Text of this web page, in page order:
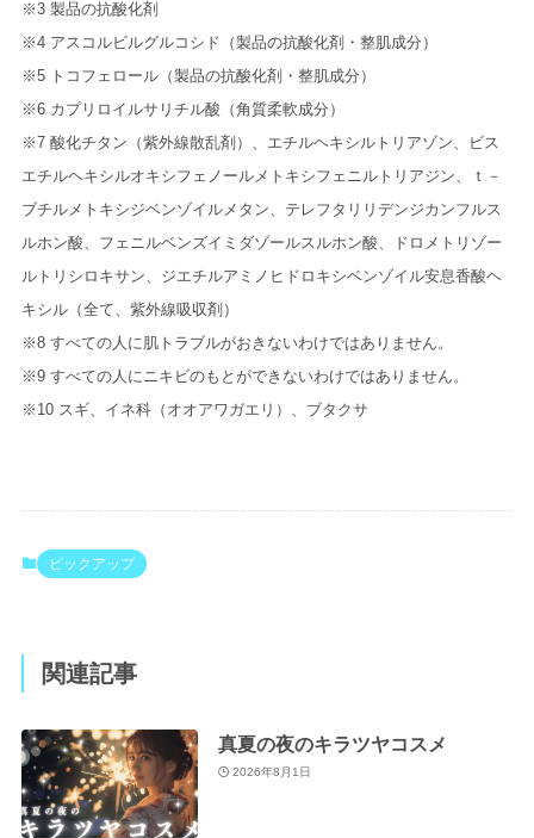
※3 製品の抗酸化剤
※4 アスコルビルグルコシド（製品の抗酸化剤・整肌成分）
※5 トコフェロール（製品の抗酸化剤・整肌成分）
※6 カプリロイルサリチル酸（角質柔軟成分）
※7 酸化チタン（紫外線散乱剤）、エチルヘキシルトリアゾン、ビス
エチルヘキシルオキシフェノールメトキシフェニルトリアジン、ｔ－
ブチルメトキシジベンゾイルメタン、テレフタリリデンジカンフルス
ルホン酸、フェニルベンズイミダゾールスルホン酸、ドロメトリゾー
ルトリシロキサン、ジエチルアミノヒドロキシベンゾイル安息香酸ヘ
キシル（全て、紫外線吸収剤）
※8 すべての人に肌トラブルがおきないわけではありません。
※9 すべての人にニキビのもとができないわけではありません。
※10 スギ、イネ科（オオアワガエリ）、ブタクサ
ピックアップ
関連記事
真夏の夜のキラツヤコスメ
2026年8月1日